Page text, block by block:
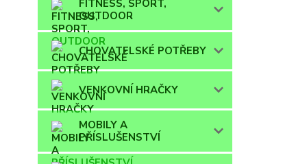
FITNESS, SPORT,
OUTDOOR
CHOVATELSKÉ POTŘEBY
VENKOVNÍ HRAČKY
MOBILY A
PŘÍSLUŠENSTVÍ